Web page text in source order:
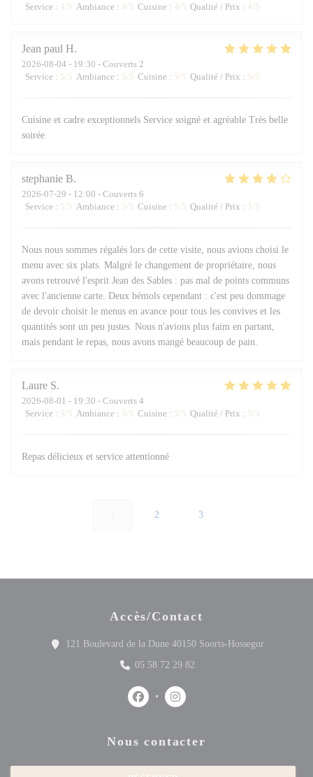
Service : 4/5 Ambiance : 4/5 Cuisine : 4/5 Qualité / Prix : 4/5
Jean paul H
2026-08-04 - 19:30 - Couverts 2
Service : 5/5 Ambiance : 5/5 Cuisine : 5/5 Qualité / Prix : 5/5
Cuisine et cadre exceptionnels Service soigné et agréable Très belle
soirée
stephanie B
2026-07-29 - 12:00 - Couverts 6
Service : 5/5 Ambiance : 5/5 Cuisine : 5/5 Qualité / Prix : 3/5
Nous nous sommes régalés lors de cette visite, nous avions choisi le
menu avec six plats. Malgré le changement de propriétaire, nous
avons retrouvé l'esprit Jean des Sables : pas mal de points communs
avec l'ancienne carte. Deux bémols cependant : c'est peu dommage
de devoir choisir le menus en avance pour tous les convives et les
quantités sont un peu justes. Nous n'avions plus faim en partant,
mais pendant le repas, nous avons mangé beaucoup de pain.
Laure S
2026-08-01 - 19:30 - Couverts 4
Service : 5/5 Ambiance : 5/5 Cuisine : 5/5 Qualité / Prix : 5/5
Repas délicieux et service attentionné
2 3
Accès/Contact
121 Boulevard de la Dune 40150 Soorts-Hossegor((ouvre une
05 58 72 29 82
Facebook ((ouvre une nouvelle
Instagram ((ouvre une
Nous contacter